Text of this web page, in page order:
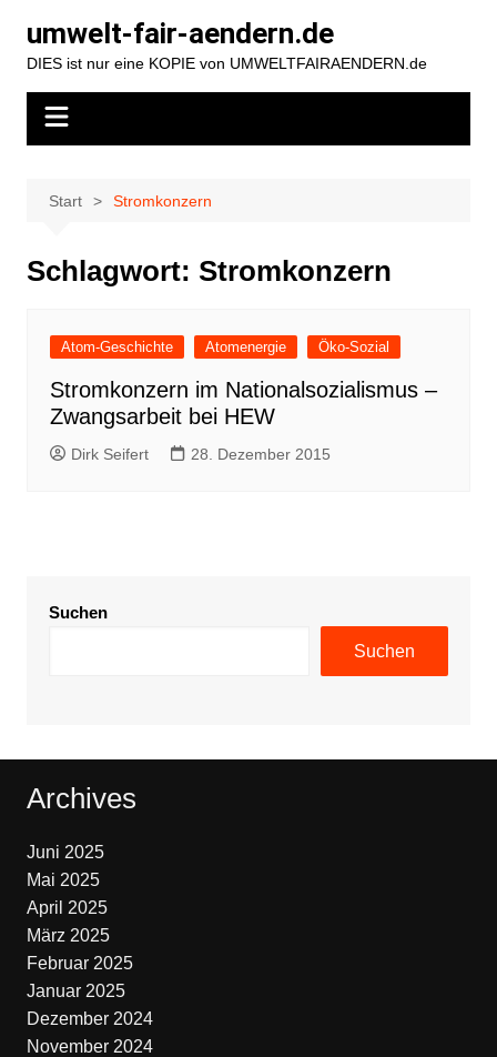
Inhalt
springen
umwelt-fair-aendern.de
DIES ist nur eine KOPIE von UMWELTFAIRAENDERN.de
Start Stromkonzern
Schlagwort: Stromkonzern
Atom-Geschichte Atomenergie Öko-Sozial
Stromkonzern im Nationalsozialismus –
Zwangsarbeit bei HEW
Dirk Seifert 28. Dezember 2015
Suchen
Suchen
Archives
Juni 2025
Mai 2025
April 2025
März 2025
Februar 2025
Januar 2025
Dezember 2024
November 2024